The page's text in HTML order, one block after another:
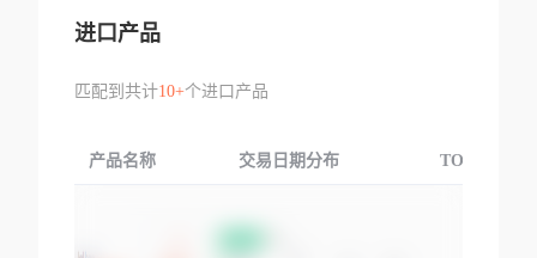
进口产品
匹配到共计10+个进口产品
产品名称 交易日期分布 TOP3交易国